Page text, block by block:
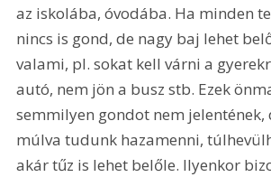
az iskolába, óvodába. Ha minden
nincs is gond, de nagy baj lehet
valami, pl. sokat kell várni a
autó, nem jön a busz stb. Ezek
semmilyen gondot nem jelentének,
múlva tudunk hazamenni,
akár tűz is lehet belőle. Ilyenkor